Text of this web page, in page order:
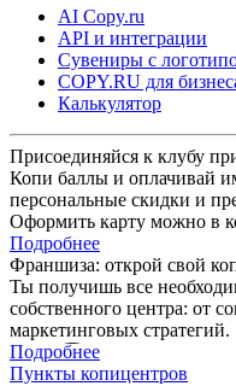
AI Copy.ru
API и интеграции
Сувениры с
COPY.RU для
Калькулятор
Присоединяйся к клубу
Копи баллы и оплачивай
персональные скидки и
Оформить карту можно в
Подробнее
Франшиза: открой свой
Ты получишь все
собственного центра: от
маркетинговых стратегий.
Подробнее
Пункты копицентров